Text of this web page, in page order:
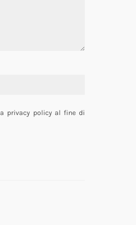
privacy policy al fine di